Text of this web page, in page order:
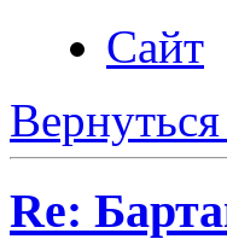
Сайт
Re: